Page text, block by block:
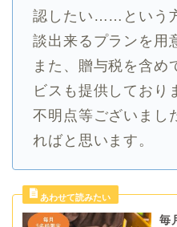
認したい……という
談出来るプランを用
また、贈与税を含め
ビスも提供しており
不明点等ございまし
ればと思います。
毎